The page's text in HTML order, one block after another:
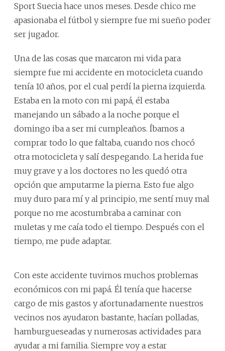
Sport Suecia hace unos meses. Desde chico me
apasionaba el fútbol y siempre fue mi sueño poder
ser jugador.
Una de las cosas que marcaron mi vida para
siempre fue mi accidente en motocicleta cuando
tenía 10 años, por el cual perdí la pierna izquierda.
Estaba en la moto con mi papá, él estaba
manejando un sábado a la noche porque el
domingo iba a ser mi cumpleaños. Íbamos a
comprar todo lo que faltaba, cuando nos chocó
otra motocicleta y salí despegando. La herida fue
muy grave y a los doctores no les quedó otra
opción que amputarme la pierna. Esto fue algo
muy duro para mí y al principio, me sentí muy mal
porque no me acostumbraba a caminar con
muletas y me caía todo el tiempo. Después con el
tiempo, me pude adaptar.
Con este accidente tuvimos muchos problemas
económicos con mi papá. Él tenía que hacerse
cargo de mis gastos y afortunadamente nuestros
vecinos nos ayudaron bastante, hacían polladas,
hamburgueseadas y numerosas actividades para
ayudar a mi familia. Siempre voy a estar